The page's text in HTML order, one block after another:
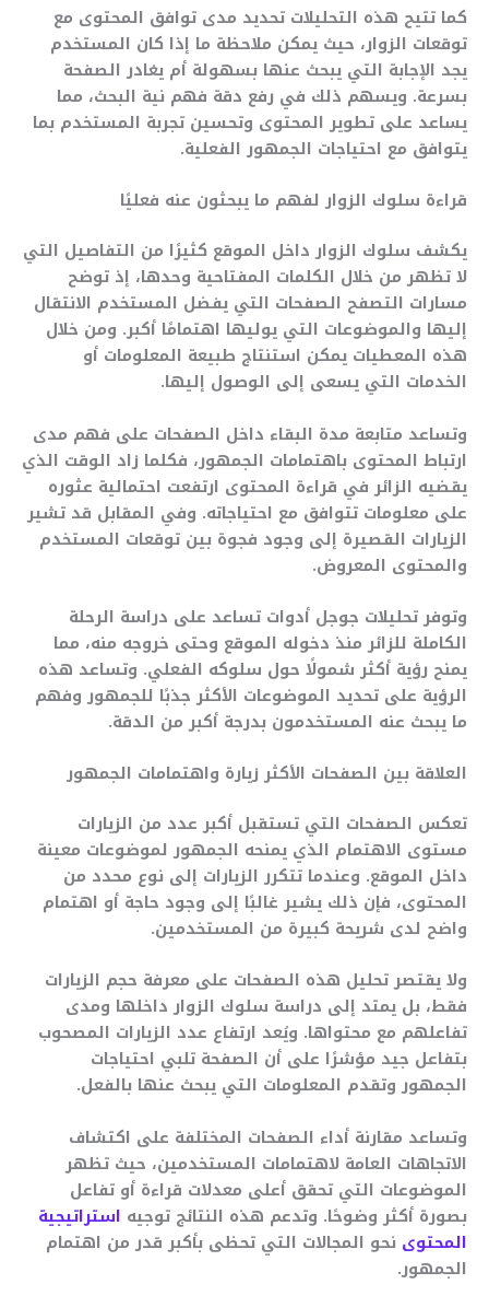
كما تتيح هذه التحليلات تحديد مدى توافق المحتوى مع
توقعات الزوار، حيث يمكن ملاحظة ما إذا كان المستخدم
يجد الإجابة التي يبحث عنها بسهولة أم يغادر الصفحة
بسرعة. ويسهم ذلك في رفع دقة فهم نية البحث، مما
يساعد على تطوير المحتوى وتحسين تجربة المستخدم بما
يتوافق مع احتياجات الجمهور الفعلية.
قراءة سلوك الزوار لفهم ما يبحثون عنه فعليًا
يكشف سلوك الزوار داخل الموقع كثيرًا من التفاصيل التي
لا تظهر من خلال الكلمات المفتاحية وحدها، إذ توضح
مسارات التصفح الصفحات التي يفضل المستخدم الانتقال
إليها والموضوعات التي يوليها اهتمامًا أكبر. ومن خلال
هذه المعطيات يمكن استنتاج طبيعة المعلومات أو
الخدمات التي يسعى إلى الوصول إليها.
وتساعد متابعة مدة البقاء داخل الصفحات على فهم مدى
ارتباط المحتوى باهتمامات الجمهور، فكلما زاد الوقت الذي
يقضيه الزائر في قراءة المحتوى ارتفعت احتمالية عثوره
على معلومات تتوافق مع احتياجاته. وفي المقابل قد تشير
الزيارات القصيرة إلى وجود فجوة بين توقعات المستخدم
والمحتوى المعروض.
وتوفر تحليلات جوجل أدوات تساعد على دراسة الرحلة
الكاملة للزائر منذ دخوله الموقع وحتى خروجه منه، مما
يمنح رؤية أكثر شمولًا حول سلوكه الفعلي. وتساعد هذه
الرؤية على تحديد الموضوعات الأكثر جذبًا للجمهور وفهم
ما يبحث عنه المستخدمون بدرجة أكبر من الدقة.
العلاقة بين الصفحات الأكثر زيارة واهتمامات الجمهور
تعكس الصفحات التي تستقبل أكبر عدد من الزيارات
مستوى الاهتمام الذي يمنحه الجمهور لموضوعات معينة
داخل الموقع. وعندما تتكرر الزيارات إلى نوع محدد من
المحتوى، فإن ذلك يشير غالبًا إلى وجود حاجة أو اهتمام
واضح لدى شريحة كبيرة من المستخدمين.
ولا يقتصر تحليل هذه الصفحات على معرفة حجم الزيارات
فقط، بل يمتد إلى دراسة سلوك الزوار داخلها ومدى
تفاعلهم مع محتواها. ويُعد ارتفاع عدد الزيارات المصحوب
بتفاعل جيد مؤشرًا على أن الصفحة تلبي احتياجات
الجمهور وتقدم المعلومات التي يبحث عنها بالفعل.
وتساعد مقارنة أداء الصفحات المختلفة على اكتشاف
الاتجاهات العامة لاهتمامات المستخدمين، حيث تظهر
الموضوعات التي تحقق أعلى معدلات قراءة أو تفاعل
بصورة أكثر وضوحًا. وتدعم هذه النتائج توجيه استراتيجية
المحتوى نحو المجالات التي تحظى بأكبر قدر من اهتمام
الجمهور.